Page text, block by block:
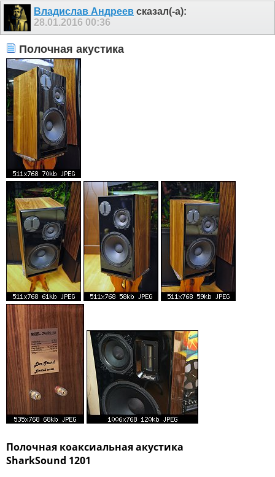
Владислав Андреев сказал(-а):
28.01.2016 00:36
Полочная акустика
Полочная коаксиальная акустика
SharkSound 1201